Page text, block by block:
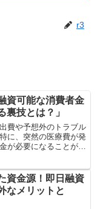
r3
資可能な消費者金
裏技とは？」
費や予想外のトラブル
に、突然の医療費が発
が必要になることがあ
資金源！即日融資
なメリットと